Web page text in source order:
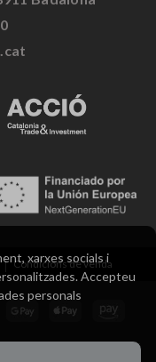
Condicions de venda
xarxes socials i
Accepteu
personals